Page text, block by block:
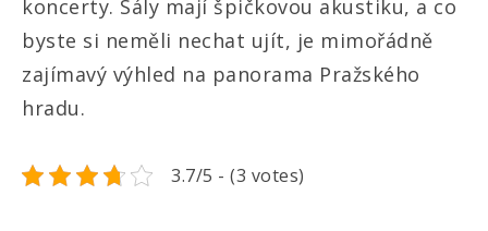
koncerty. Sály mají špičkovou akustiku, a co
byste si neměli nechat ujít, je mimořádně
zajímavý výhled na panorama Pražského
hradu.
3.7/5 - (3 votes)